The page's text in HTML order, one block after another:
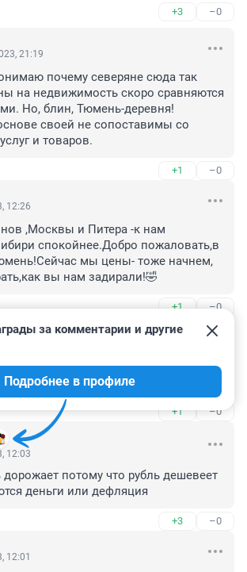
+3 –0
21:19
почему северяне сюда так
на недвижимость скоро сравняются
Но, блин, Тюмень-деревня!
своей не сопоставимы со
и товаров.
+1 –0
12:26
,Москвы и Питера -к нам
спокойнее.Добро пожаловать,в
мы цены- тоже начнем,
вы нам задирали!🤣
+1 –0
12:06
- ипотеки ведь хочетсо, лет на
+1 –0
за комментарии и другие
Подробнее в профиле
12:03
потому что рубль дешевеет
деньги или дефляция
+3 –0
12:01